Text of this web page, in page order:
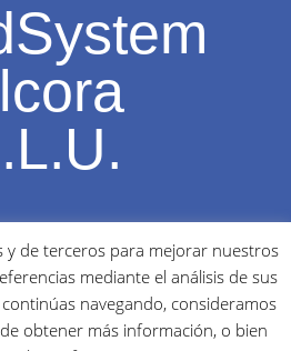
N – 12110 l'ALCORA (Castellón) –
/ 600592469 – Fax: (+ 34) 964
361592
y Política de Privacidad
y de terceros para mejorar nuestros
mediante el análisis de sus
navegando, consideramos
obtener más información, o bien